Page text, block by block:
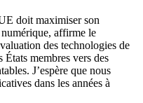
doit maximiser son
affirme le
des technologies de
membres vers des
J’espère que nous
dans les années à